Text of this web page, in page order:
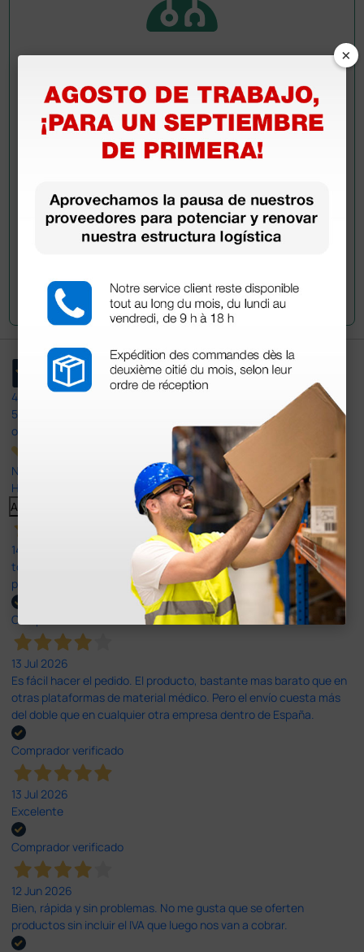
¿Todavía tienes alguna duda? ¿Necesitas más
información?
Envía ahora mismo tu pregunta a los colegas que ya
han adquirido este producto.
Envía tu pregunta
4,4
597
opiniones
Nuestras reseñas de 4 y 5 estrellas.
Haga clic aquí para leerlos todos >
Anterior
14 Jul 2026
todo correcto. podria señalar que un poco caro los portes y el
plazo de entrega se alarga.
Comprador verificado
13 Jul 2026
Es fácil hacer el pedido. El producto, bastante mas barato que en
otras plataformas de material médico. Pero el envío cuesta más
del doble que en cualquier otra empresa dentro de España.
Comprador verificado
13 Jul 2026
Excelente
Comprador verificado
12 Jun 2026
Bien, rápida y sin problemas. No me gusta que se oferten
productos sin incluir el IVA que luego nos van a cobrar.
×